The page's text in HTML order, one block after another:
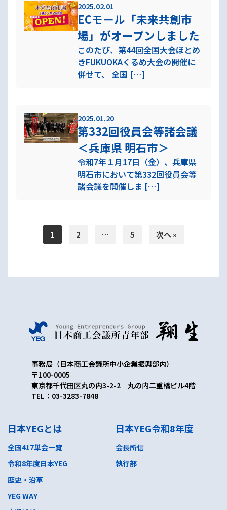
2025.02.01
ECモール「未来共創市
場」がオープンしました
このたび、第44回全国大会ほとめ
きFUKUOKAくるめ大会の開催に
併せて、 全国 […]
2025.01.20
第332回役員会等諸会議
＜兵庫県 明石市＞
令和7年１月17日（金）、兵庫県
明石市において第332回役員会等
諸会議を開催しま […]
1 2 … 5 次へ »
事務局（日本商工会議所中小企業振興部内）
〒100-0005
東京都千代田区丸の内3-2-2 丸の内二重橋ビル4階
TEL：03-3283-7848
日本YEGとは
全国417単会一覧
令和8年度日本YEG
歴史・沿革
YEG WAY
日本YEG令和8年度
会長所信
執行部